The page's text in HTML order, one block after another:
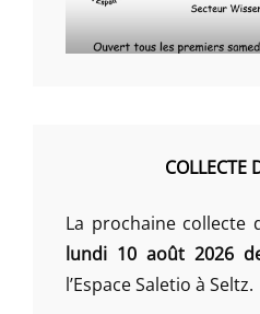
COLLECTE
La prochaine collecte
lundi 10 août 2026
l’Espace Saletio à Seltz.